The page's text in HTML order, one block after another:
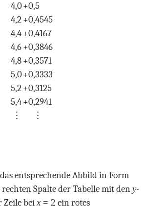
4,0+0,5
4,2+0,4545
4,4+0,4167
4,6+0,3846
4,8+0,3571
5,0+0,3333
5,2+0,3125
5,4+0,2941
⋮
⋮
das entsprechende Abbild in Form
Spalte der Tabelle mit deny-
Zeile beix= 2 ein rotes